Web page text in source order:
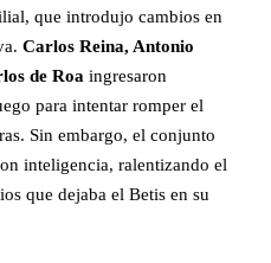
que introdujo cambios en
Carlos Reina, Antonio
de Roa ingresaron
para intentar romper el
Sin embargo, el conjunto
inteligencia, ralentizando el
que dejaba el Betis en su